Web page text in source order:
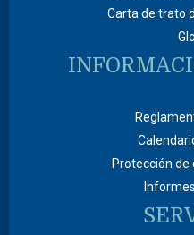
Carta de trato
Protección de